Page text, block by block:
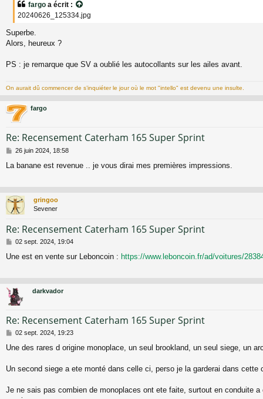
e
fargo a écrit :
20240626_125334.jpg
Superbe.
Alors, heureux ?
PS : je remarque que SV a oublié les autocollants sur les ailes avant.
On aurait dû commencer de s’inquiéter le jour où le mot "intello" est devenu une insulte.
fargo
Re: Recensement Caterham 165 Super Sprint
M
s
e
26 juin 2024, 18:58
La banane est revenue .. je vous dirai mes premières impressions.
gringoo
Sevener
Re: Recensement Caterham 165 Super Sprint
M
s
e
02 sept. 2024, 19:04
Une est en vente sur Leboncoin : https://www.leboncoin.fr/ad/voitures/
darkvador
Re: Recensement Caterham 165 Super Sprint
M
s
a
02 sept. 2024, 19:23
Une des rares d origine monoplace, un seul brookland, un seul siege, un
Un second siege a ete monté dans celle ci, perso je la garderai dans cette
Je ne sais pas combien de monoplaces ont ete faite, surtout en conduite